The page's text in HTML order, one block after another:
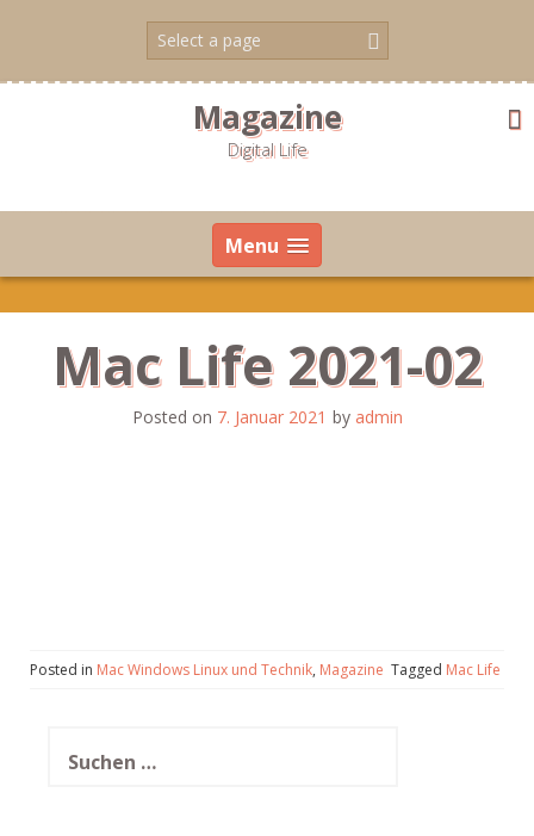
Magazine
Digital Life
Menu
Mac Life 2021-02
Posted on 7. Januar 2021 by admin
Posted in Mac Windows Linux und Technik, Magazine Tagged Mac Life
nach: